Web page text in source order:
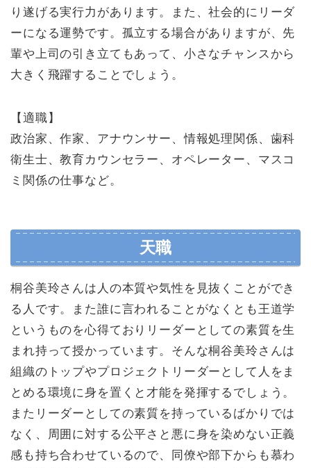
り遂げる実行力があります。また、社会的にリーダ
ーになる運勢です。孤立する場合がありますが、先
輩や上司の引き立てもあって、小さなチャンスから
大きく飛躍することでしょう。
【適職】
政治家、作家、アナウンサー、情報処理関係、歯科
衛生士、教育カウンセラー、オペレーター、マスコ
ミ関係の仕事など。
天職
桐谷美玲さんは人の本質や気性を見抜くことができ
る人です。また誰に言われることがなくとも王道学
というものを心得ておりリーダーとしての素質を生
まれ持って授かっています。そんな桐谷美玲さんは
組織のトップやプロジェクトリーダーとして人をま
とめる環境に身を置くと才能を発揮するでしょう。
またリーダーとしての素質を持っているばかりでは
なく、周囲に対する公平さと悪に身を染めない正義
感も持ち合わせているので、同僚や部下からも慕わ